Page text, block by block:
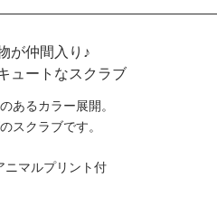
が仲間入り♪
ュートなスクラブ
あるカラー展開。
スクラブです。
ニマルプリント付